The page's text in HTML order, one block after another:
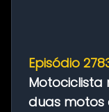
Episódio
Motociclista
duas motos